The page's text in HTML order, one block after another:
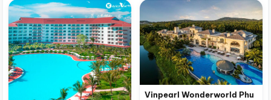
Vinpearl Wonderworld Phu